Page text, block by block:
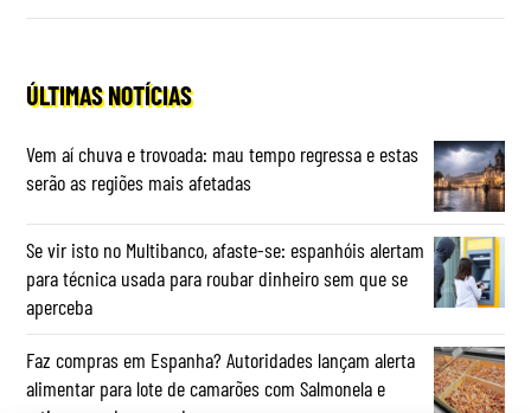
ÚLTIMAS NOTÍCIAS
Vem aí chuva e trovoada: mau tempo regressa e estas
serão as regiões mais afetadas
Se vir isto no Multibanco, afaste-se: espanhóis alertam
para técnica usada para roubar dinheiro sem que se
aperceba
Faz compras em Espanha? Autoridades lançam alerta
alimentar para lote de camarões com Salmonela e